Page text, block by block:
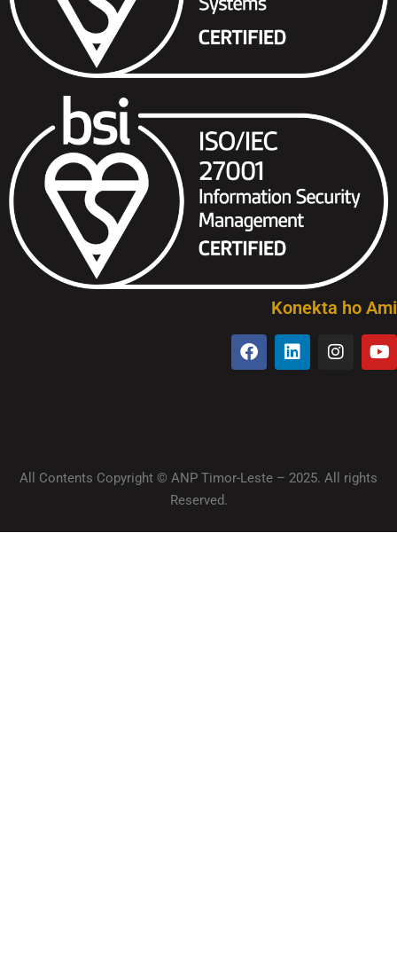
Konekta ho Ami
All Contents Copyright © ANP Timor-Leste – 2025. All rights
Reserved.